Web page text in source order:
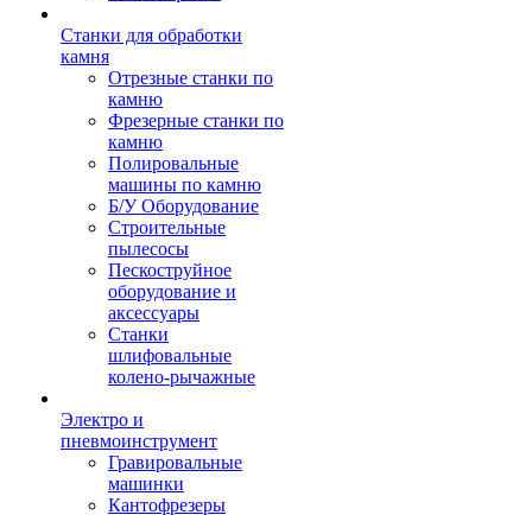
Станки для обработки
камня
Отрезные станки по
камню
Фрезерные станки по
камню
Полировальные
машины по камню
Б/У Оборудование
Строительные
пылесосы
Пескоструйное
оборудование и
аксессуары
Станки
шлифовальные
колено-рычажные
Электро и
пневмоинструмент
Гравировальные
машинки
Кантофрезеры